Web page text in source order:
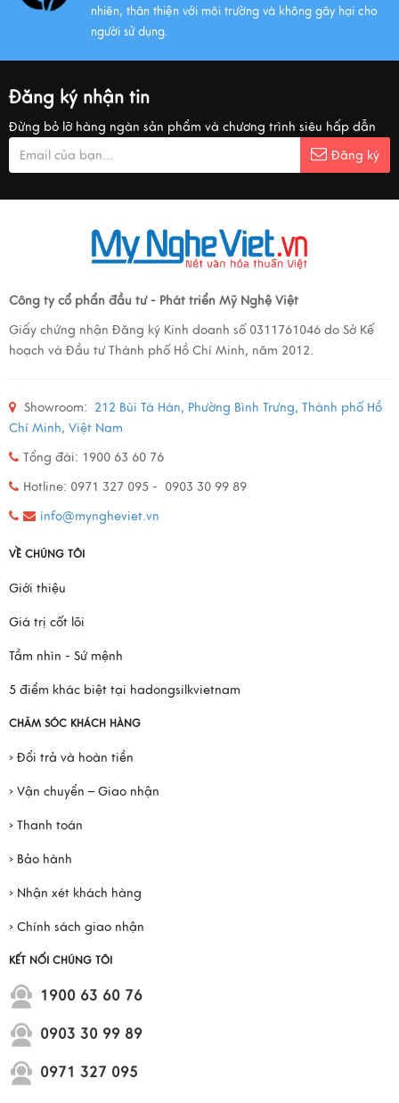
nhiên, thân thiện với môi trường và không gây hại cho
người sử dụng.
Đăng ký nhận tin
Đừng bỏ lỡ hàng ngàn sản phẩm và chương trình siêu hấp dẫn
Đăng ký
Công ty cổ phẩn đầu tư - Phát triển Mỹ Nghệ Việt
Giấy chứng nhận Đăng ký Kinh doanh số 0311761046 do Sở Kế
hoạch và Đầu tư Thành phố Hồ Chí Minh, năm 2012.
Showroom: 212 Bùi Tá Hán, Phường Bình Trưng, Thành phố Hồ
Chí Minh, Việt Nam
Tổng đài: 1900 63 60 76
Hotline: 0971 327 095 - 0903 30 99 89
info@myngheviet.vn
VỀ CHÚNG TÔI
Giới thiệu
Giá trị cốt lõi
Tầm nhìn - Sứ mệnh
5 điểm khác biệt tại hadongsilkvietnam
CHĂM SÓC KHÁCH HÀNG
› Đổi trả và hoàn tiền
› Vận chuyển – Giao nhận
› Thanh toán
› Bảo hành
› Nhận xét khách hàng
› Chính sách giao nhận
KẾT NỐI CHÚNG TÔI
1900 63 60 76
0903 30 99 89
0971 327 095